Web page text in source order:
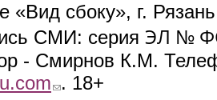
«Вид сбоку», г.
СМИ: серия ЭЛ №
- Смирнов К.М.
(link sends e-mail)
. 18+